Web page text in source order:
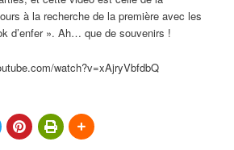
à la recherche de la première avec les
d’enfer ». Ah… que de souvenirs !
watch?v=xAjryVbfdbQ